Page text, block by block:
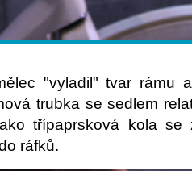
"vyladil" tvar rámu
trubka se sedlem
třípaprsková kola se
ráfků.